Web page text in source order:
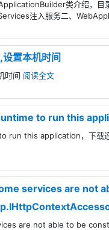
类介绍，
注入服务二、
置本机时间
时间 阅读全文
to run this
run this application，下
services are not
are not able to be